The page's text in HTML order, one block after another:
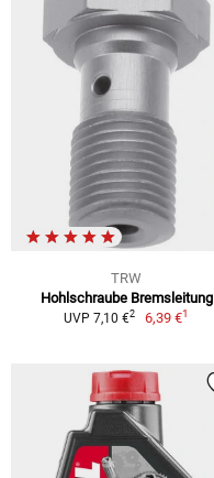
TRW
Hohlschraube Bremsleitung
UVP 7,10 €2 6,39 €1